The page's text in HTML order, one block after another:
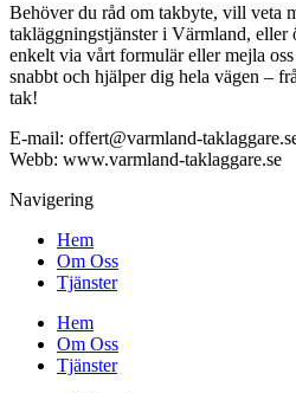
Behöver du råd om takbyte, vill veta
takläggningstjänster i Värmland, eller
enkelt via vårt formulär eller mejla
snabbt och hjälper dig hela vägen –
tak!
E-mail: offert@varmland-
Webb: www.varmland-taklaggare.se
Navigering
Hem
Om Oss
Tjänster
Hem
Om Oss
Tjänster